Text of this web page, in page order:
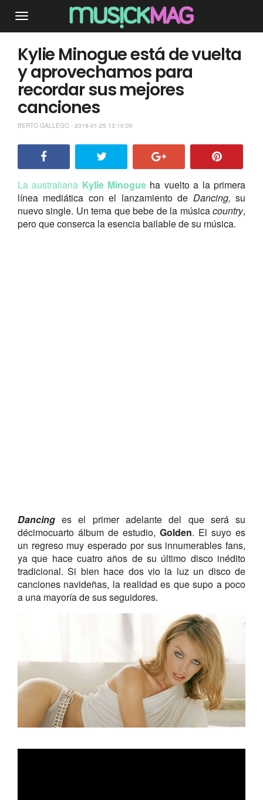
Kylie Minogue está de vuelta
y aprovechamos para
recordar sus mejores
canciones
BERTO GALLEGO - 2018-01-25 13:10:00
La australiana Kylie Minogue ha vuelto a la primera
línea mediática con el lanzamiento de Dancing,su
nuevo single. Un tema que bebe de la músicacountry,
pero que conserca la esencia bailable de su música.
Dancing es el primer adelante del que será su
décimocuarto álbum de estudio, Golden. El suyo es
un regreso muy esperado por sus innumerables fans,
ya que hace cuatro años de su último disco inédito
tradicional. Si bien hace dos vio la luz un disco de
canciones navideñas, la realidad es que supo a poco
a una mayoría de sus seguidores.